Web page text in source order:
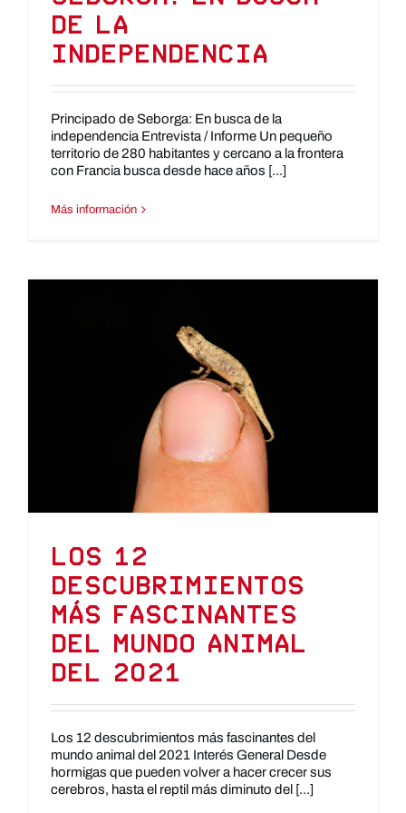
de la
independencia
Principado de Seborga: En busca de la
independencia Entrevista / Informe Un pequeño
territorio de 280 habitantes y cercano a la frontera
con Francia busca desde hace años [...]
Más información
Los 12
descubrimientos
más fascinantes
del mundo animal
del 2021
Los 12 descubrimientos más fascinantes del
mundo animal del 2021 Interés General Desde
hormigas que pueden volver a hacer crecer sus
cerebros, hasta el reptil más diminuto del [...]